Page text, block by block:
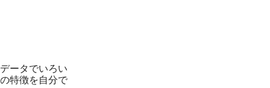
ータでいろい
特徴を自分で